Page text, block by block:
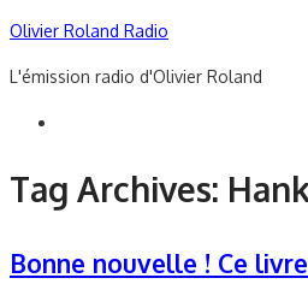
Skip
content
Olivier Roland Radio
L'émission radio d'Olivier Roland
Tag Archives:
Bonne nouvelle ! Ce